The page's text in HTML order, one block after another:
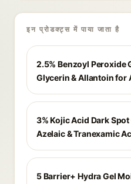
इन प्रोडक्ट्स में पाया जाता है
2.5% Benzoyl Peroxide
Glycerin & Allantoin for
3% Kojic Acid Dark
Azelaic & Tranexamic
5 Barrier+ Hydra Gel